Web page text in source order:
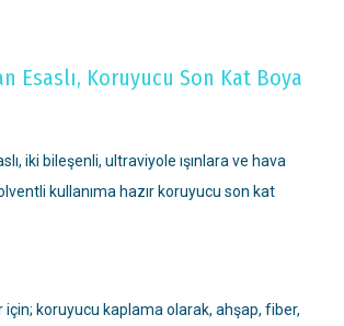
Esaslı, Koruyucu Son Kat Boya
iki bileşenli, ultraviyole ışınlara ve hava
kullanıma hazır koruyucu son kat
için; koruyucu kaplama olarak, ahşap, fiber,